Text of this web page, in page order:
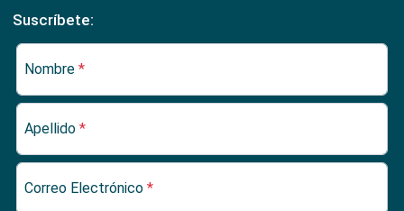
Suscríbete:
Nombre *
Apellido *
Correo Electrónico *